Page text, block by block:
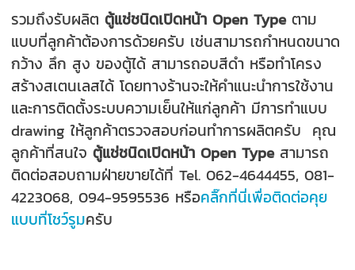
รวมถึงรับผลิตตู้แช่ชนิดเปิดหน้า Open Type ตาม
แบบที่ลูกค้าต้องการด้วยครับ เช่นสามารถกำหนดขนาด
กว้าง ลึก สูง ของตู้ได้ สามารถอบสีดำ หรือทำโครง
สร้างสเตนเลสได้ โดยทางร้านจะให้คำแนะนำการใช้งาน
และการติดตั้งระบบความเย็นให้แก่ลูกค้า มีการทำแบบ
drawing ให้ลูกค้าตรวจสอบก่อนทำการผลิตครับ คุณ
ลูกค้าที่สนใจตู้แช่ชนิดเปิดหน้า Open Type สามารถ
ติดต่อสอบถามฝ่ายขายได้ที่ Tel. 062-4644455, 081-
4223068, 094-9595536 หรือคลิ๊กที่นี่เพื่อติดต่อคุย
แบบที่โชว์รูมครับ